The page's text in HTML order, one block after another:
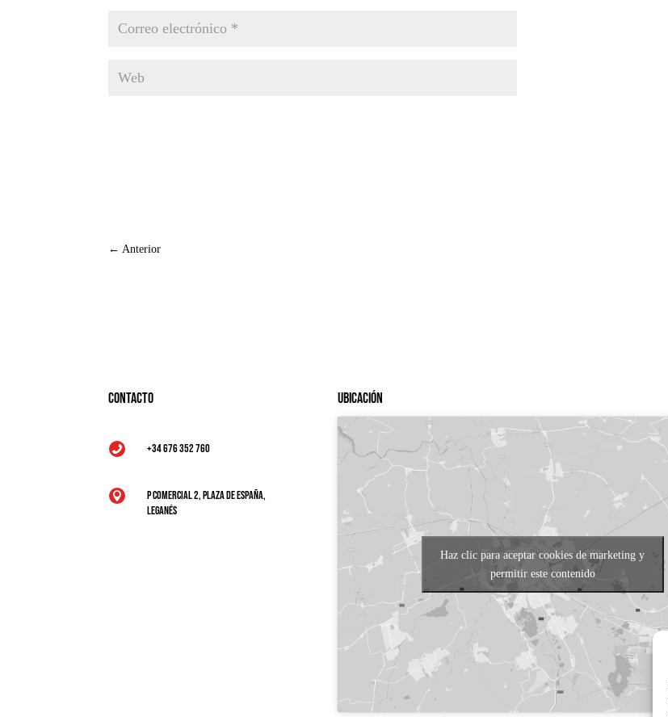
← Anterior
Contacto
 +34 676 352 760

P Comercial 2, Plaza de España,
Leganés
Ubicación
Haz clic para aceptar cookies de marketing y
permitir este contenido